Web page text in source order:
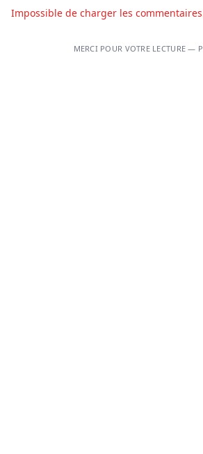
Impossible de charger les
MERCI POUR VOTRE LECTURE —